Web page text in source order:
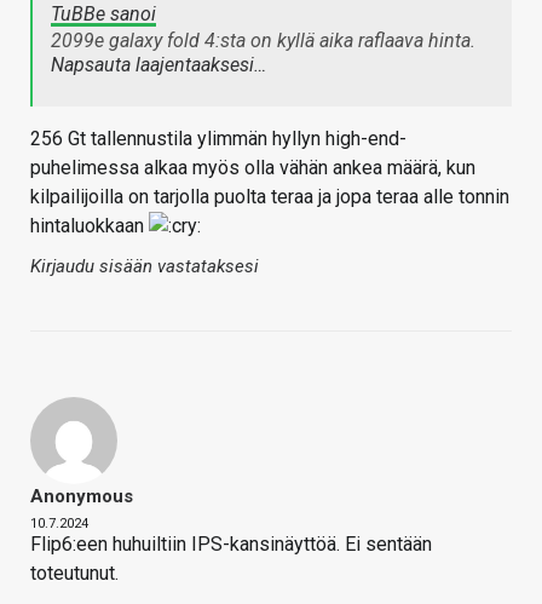
TuBBe sanoi
2099e galaxy fold 4:sta on kyllä aika raflaava hinta.
Napsauta laajentaaksesi…
256 Gt tallennustila ylimmän hyllyn high-end-
puhelimessa alkaa myös olla vähän ankea määrä, kun
kilpailijoilla on tarjolla puolta teraa ja jopa teraa alle tonnin
hintaluokkaan
Kirjaudu sisään vastataksesi
Anonymous
10.7.2024
Flip6:een huhuiltiin IPS-kansinäyttöä. Ei sentään
toteutunut.